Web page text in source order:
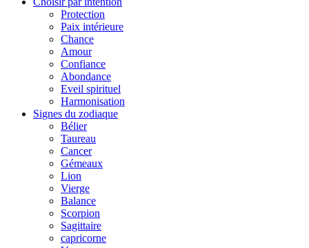
Protection
Paix intérieure
Chance
Amour
Confiance
Abondance
Eveil spirituel
Harmonisation
Signes du zodiaque
Bélier
Taureau
Cancer
Gémeaux
Lion
Vierge
Balance
Scorpion
Sagittaire
capricorne